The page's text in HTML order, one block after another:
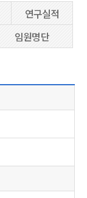
연구실적
임원명단